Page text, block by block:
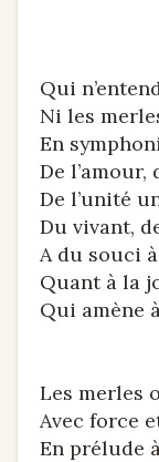
Qui
Ni les
En
De l’amour,
De l’unité
Du vivant,
A du souci
Quant à la
Qui amène
Les merles
Avec force
En prélude